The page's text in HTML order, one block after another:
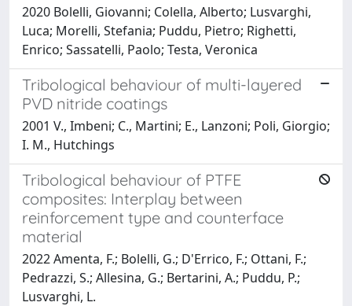
2020 Bolelli, Giovanni; Colella, Alberto; Lusvarghi,
Luca; Morelli, Stefania; Puddu, Pietro; Righetti,
Enrico; Sassatelli, Paolo; Testa, Veronica
Tribological behaviour of multi-layered
PVD nitride coatings
2001 V., Imbeni; C., Martini; E., Lanzoni; Poli, Giorgio;
I. M., Hutchings
Tribological behaviour of PTFE
composites: Interplay between
reinforcement type and counterface
material
2022 Amenta, F.; Bolelli, G.; D'Errico, F.; Ottani, F.;
Pedrazzi, S.; Allesina, G.; Bertarini, A.; Puddu, P.;
Lusvarghi, L.